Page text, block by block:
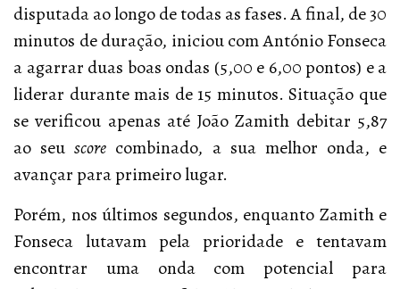
disputada ao longo de todas as fases. A final, de 30
minutos de duração, iniciou com António Fonseca
a agarrar duas boas ondas (5,00 e 6,00 pontos) e a
liderar durante mais de 15 minutos. Situação que
se verificou apenas até João Zamith debitar 5,87
ao seuscore combinado, a sua melhor onda, e
avançar para primeiro lugar.
Porém, nos últimos segundos, enquanto Zamith e
Fonseca lutavam pela prioridade e tentavam
encontrar uma onda com potencial para